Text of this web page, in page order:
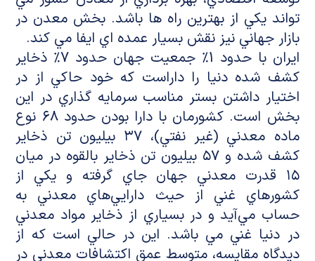
تواند يکي از بهترين راه ها باشد. بخش معدن در
بازار جهاني نيز نقش بسيار عمده اي ايفا مي کند.
ايران با حدود 1% جمعيت جهان حدود 7% ذخاير
كشف شده دنيا را داراست كه خود حاكي از در
اختيار داشتن بستر مناسب سرمايه گذاري در اين
بخش است. کشورمان با دارا بودن حدود ۶۸ نوع
ماده معدني (غير نفتي)، ۳۷ بيليون تن ذخاير
کشف شده و ۵۷ بيليون تن ذخاير بالقوه در ميان
۱۵ قدرت معدني جهان جاي گرفته و يکي از
کشورهاي غني از حيث دارايي‌هاي معدني به
حساب مي‌آيد و در بسياري از ذخاير مواد معدني
در دنيا غني مي باشد. اين در حالي است که از
ديدگاه مقايسه، متوسط عمق اکتشافات معدني در